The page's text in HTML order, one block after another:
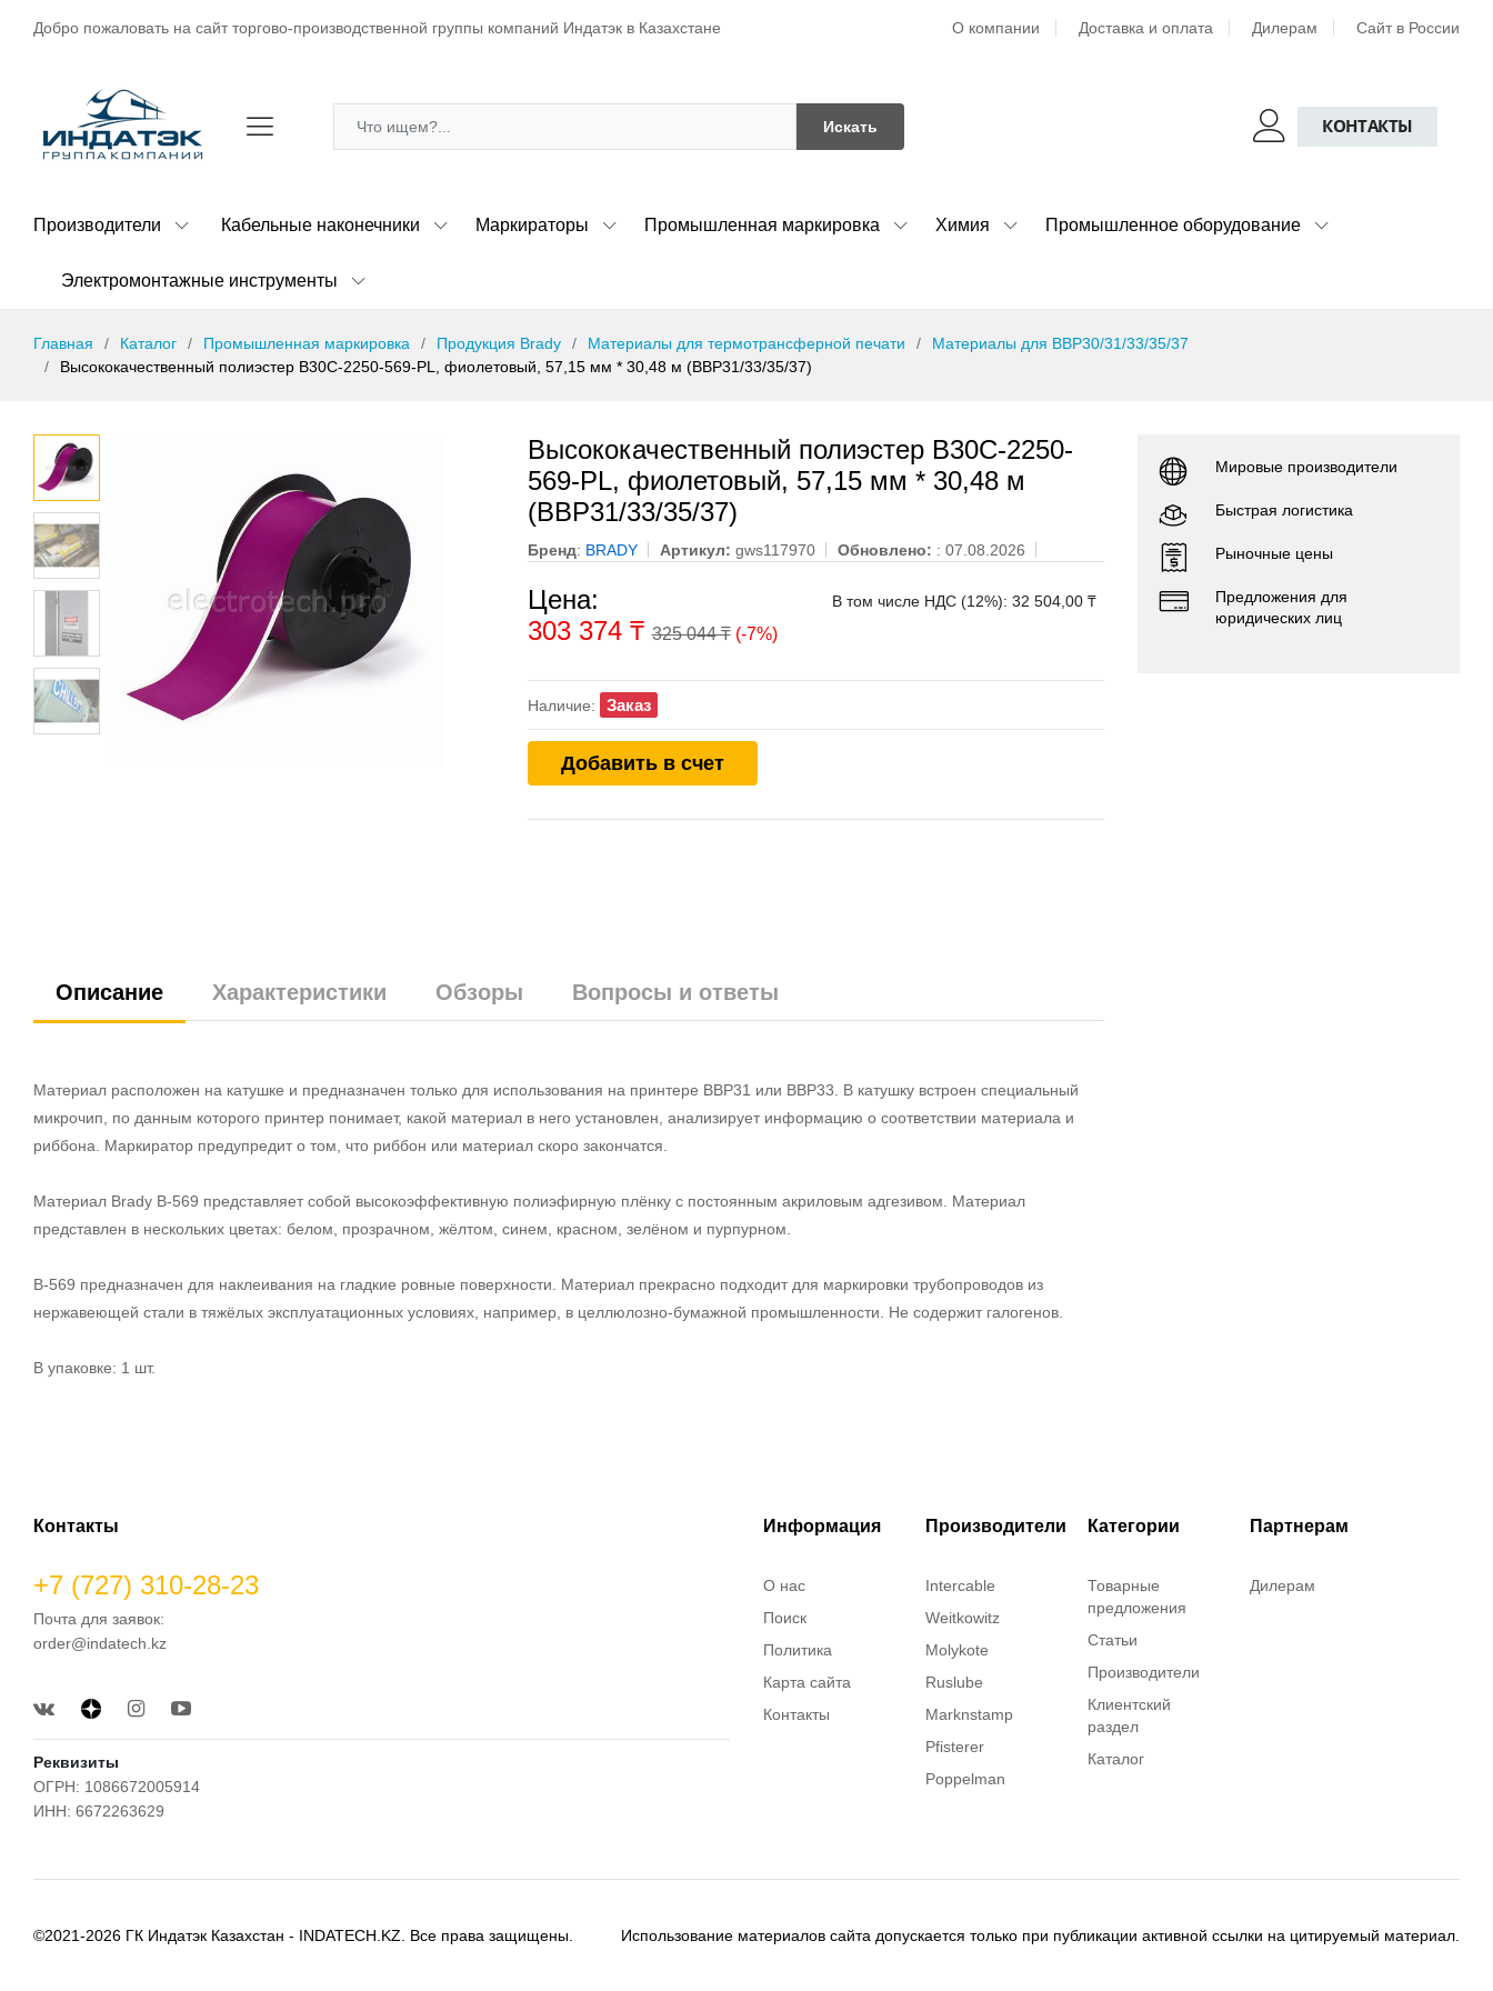
Добро пожаловать на сайт торгово-производственной группы компаний Индатэк в Казахстане О компании Доставка и оплата Дилерам Сайт в России
Искать КОНТАКТЫ
Производители Кабельные наконечники Маркираторы Промышленная маркировка Химия Промышленное оборудование
Электромонтажные инструменты
Главная Каталог Промышленная маркировка Продукция Brady Материалы для термотрансферной печати
Материалы для BBP30/31/33/35/37
Высококачественный полиэстер B30C-2250-569-PL, фиолетовый, 57,15 мм * 30,48 м (BBP31/33/35/37)
Высококачественный полиэстер B30C-2250-
569-PL, фиолетовый, 57,15 мм * 30,48 м
(BBP31/33/35/37)
Бренд: BRADY Артикул: gws117970 Обновлено: : 07.08.2026
Цена:
303 374₸ 325 044 ₸(-7%)
В том числе НДС (12%): 32 504,00 ₸
Наличие: Заказ
Добавить в счет
Описание Характеристики Обзоры Вопросы и ответы
Материал расположен на катушке и предназначен только для использования на принтере BBP31 или BBP33. В катушку встроен специальный
микрочип, по данным которого принтер понимает, какой материал в него установлен, анализирует информацию о соответствии материала и
риббона. Маркиратор предупредит о том, что риббон или материал скоро закончатся.
Материал Brady B-569 представляет собой высокоэффективную полиэфирную плёнку с постоянным акриловым адгезивом. Материал
представлен в нескольких цветах: белом, прозрачном, жёлтом, синем, красном, зелёном и пурпурном.
B-569 предназначен для наклеивания на гладкие ровные поверхности. Материал прекрасно подходит для маркировки трубопроводов из
нержавеющей стали в тяжёлых эксплуатационных условиях, например, в целлюлозно-бумажной промышленности. Не содержит галогенов.
В упаковке: 1 шт.
Мировые производители
Быстрая логистика
Рыночные цены
Предложения для
юридических лиц
Контакты
+7 (727) 310-28-23
Почта для заявок:
order@indatech.kz
Реквизиты
ОГРН: 1086672005914
ИНН: 6672263629
Информация
О нас
Поиск
Политика
Карта сайта
Контакты
Производители
Intercable
Weitkowitz
Molykote
Ruslube
Marknstamp
Pfisterer
Poppelman
Brady
Dow Corning
Категории
Товарные
предложения
Статьи
Производители
Клиентский
раздел
Каталог
Партнерам
Дилерам
©2021-2026 ГК Индатэк Казахстан - INDATECH.KZ. Все права защищены. Использование материалов сайта допускается только при публикации активной ссылки на цитируемый материал.